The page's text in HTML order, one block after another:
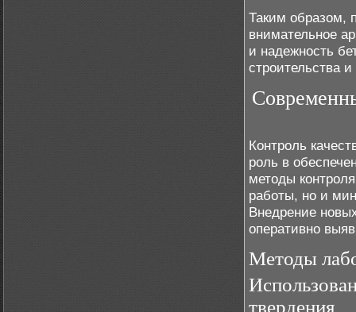
Таким образом,
внимательное
и надежность
строительства и
Контроль
роль в
методы
работы, но и
Внедрение
оперативно
Методы
твердения